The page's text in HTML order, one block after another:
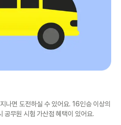
나면 도전하실 수 있어요. 16인승 이상의
공무원 시험 가산점 혜택이 있어요.